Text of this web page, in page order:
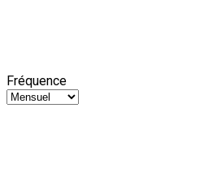
Fréquence